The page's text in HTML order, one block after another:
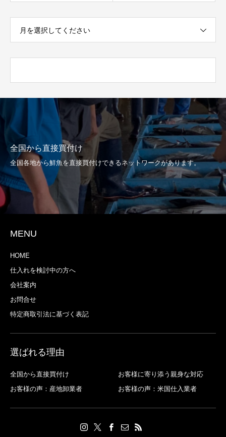
月を選択してください
全国から直接買付け
全国各地から鮮魚を直接買付けできるネットワークがあります。
MENU
HOME
仕入れを検討中の方へ
会社案内
お問合せ
特定商取引法に基づく表記
選ばれる理由
全国から直接買付け
お客様に寄り添う親身な対応
お客様の声：産地卸業者
お客様の声：米国仕入業者